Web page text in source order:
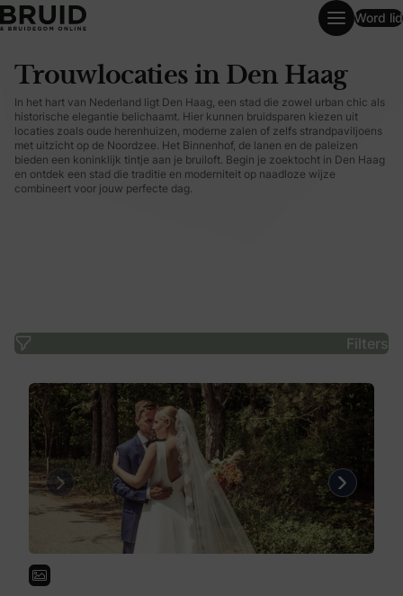
Word lid
Trouwlocaties in Den Haag
In het hart van Nederland ligt Den Haag, een stad die zowel urban chic als
historische elegantie belichaamt. Hier kunnen bruidsparen kiezen uit
locaties zoals oude herenhuizen, moderne zalen of zelfs strandpaviljoens
met uitzicht op de Noordzee. Het Binnenhof, de lanen en de paleizen
bieden een koninklijk tintje aan je bruiloft. Begin je zoektocht in Den Haag
en ontdek een stad die traditie en moderniteit op naadloze wijze
combineert voor jouw perfecte dag.
Filters
Previous Next